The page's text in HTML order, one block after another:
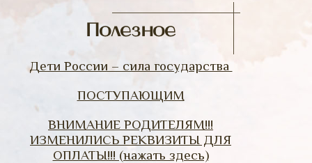
Полезное
Дети России – сила государства
ПОСТУПАЮЩИМ
ВНИМАНИЕ РОДИТЕЛЯМ!!!
ИЗМЕНИЛИСЬ РЕКВИЗИТЫ ДЛЯ
ОПЛАТЫ!!! (нажать здесь)